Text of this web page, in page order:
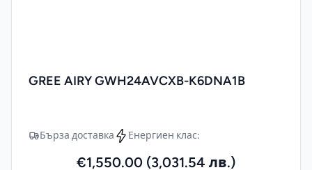
GREE AIRY GWH24AVCXB-K6DNA1B
Бърза доставка Енергиен клас:
€1,550.00 (3,031.54 лв.)